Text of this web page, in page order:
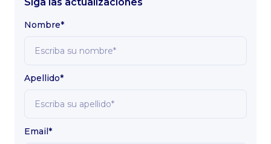
Siga las actualizaciones
Nombre*
Apellido*
Email*